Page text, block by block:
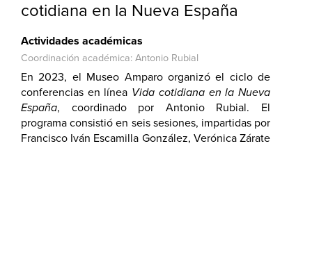
cotidiana en la Nueva España
Actividades académicas
Coordinación académica: Antonio Rubial
En 2023, el Museo Amparo organizó el ciclo de
conferencias en línea Vida cotidiana en la Nueva
España, coordinado por Antonio Rubial. El
programa consistió en seis sesiones, impartidas por
Francisco Iván Escamilla González, Verónica Zárate